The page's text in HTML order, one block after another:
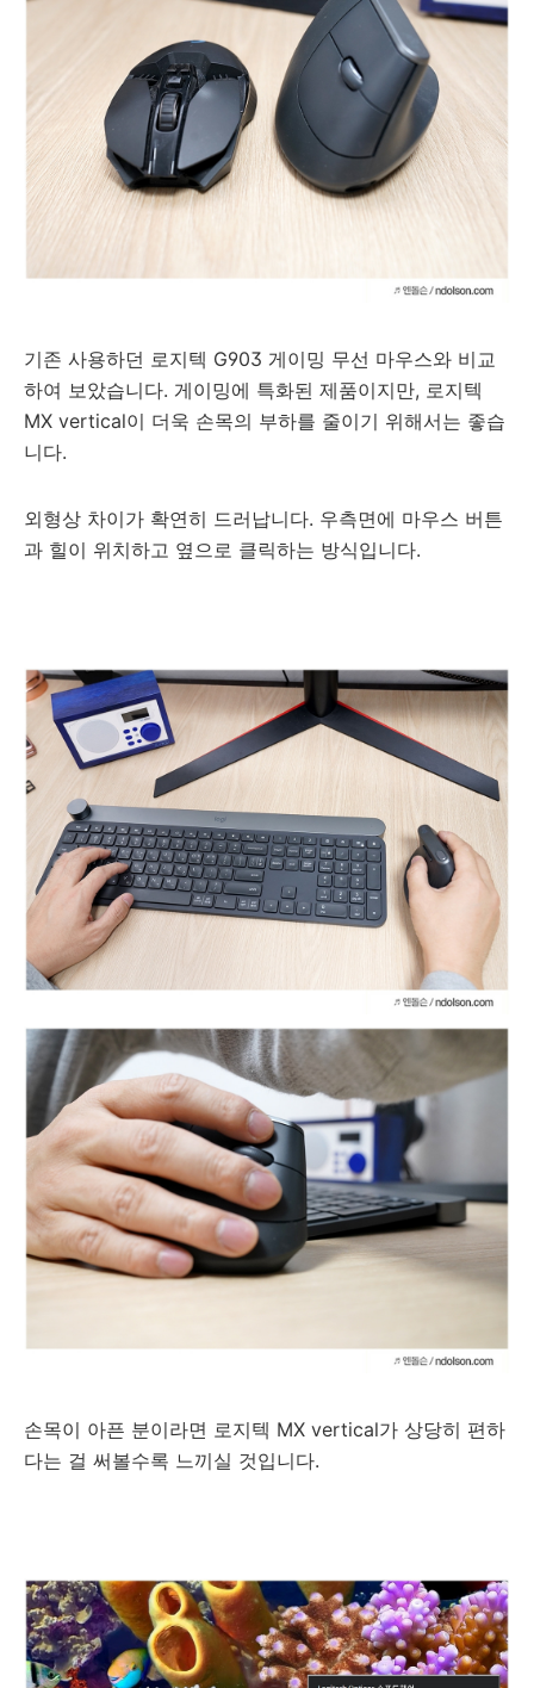
기존 사용하던 로지텍 G903 게이밍 무선 마우스와 비교
하여 보았습니다. 게이밍에 특화된 제품이지만, 로지텍
MX vertical이 더욱 손목의 부하를 줄이기 위해서는 좋습
니다.
외형상 차이가 확연히 드러납니다. 우측면에 마우스 버튼
과 힐이 위치하고 옆으로 클릭하는 방식입니다.
손목이 아픈 분이라면 로지텍 MX vertical가 상당히 편하
다는 걸 써볼수록 느끼실 것입니다.